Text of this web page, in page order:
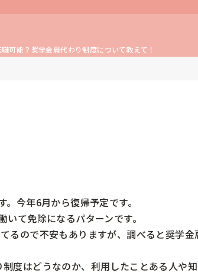
可能？奨学金肩代わり制度について教えて！
今年6月から復帰予定です。
て免除になるパターンです。
るので不安もありますが、調べると奨学金
度はどうなのか、利用したことある人や知